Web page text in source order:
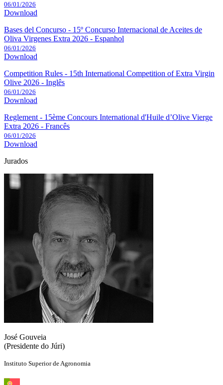
06/01/2026
Download
Bases del Concurso - 15º Concurso Internacional de Aceites de
Oliva Virgenes Extra 2026 - Espanhol
06/01/2026
Download
Competition Rules - 15th International Competition of Extra Virgin
Olive 2026 - Inglês
06/01/2026
Download
Reglement - 15ème Concours International d'Huile d’Olive Vierge
Extra 2026 - Francês
06/01/2026
Download
Jurados
José Gouveia
(Presidente do Júri)
Instituto Superior de Agronomia